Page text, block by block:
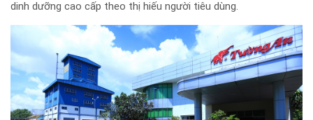
dinh dưỡng cao cấp theo thị hiếu người tiêu dùng.